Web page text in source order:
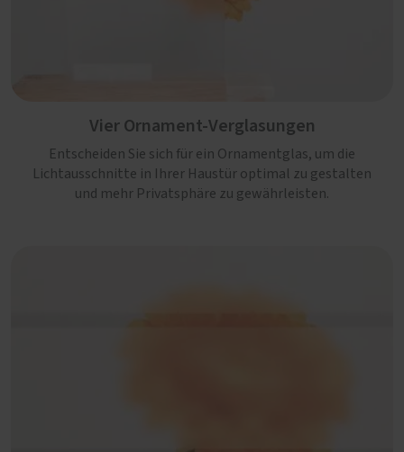
Vier Ornament-Verglasungen
Entscheiden Sie sich für ein Ornamentglas, um die
Lichtausschnitte in Ihrer Haustür optimal zu gestalten
und mehr Privatsphäre zu gewährleisten.